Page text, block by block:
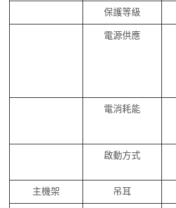
保護等級
電源供應
電消耗能
啟動方式
主機架 吊耳